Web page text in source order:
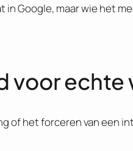
in Google, maar wie het
voor echte
of het forceren van een